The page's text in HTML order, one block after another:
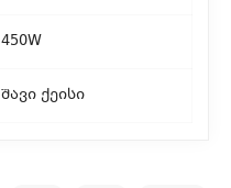
450W
შავი ქეისი